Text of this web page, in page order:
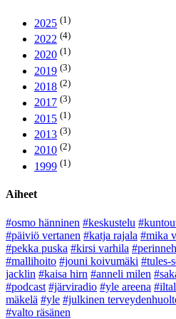
2025 (1)
2022 (4)
2020 (1)
2019 (3)
2018 (2)
2017 (3)
2015 (1)
2013 (3)
2010 (2)
1999 (1)
Aiheet
#osmo hänninen #keskustelu
#päiviö vertanen #katja rajala #mika
#pekka puska #kirsi varhila
#mallihoito #jouni koivumäki #tules-
jacklin #kaisa hirn #anneli milen
#podcast #järviradio #yle areena
mäkelä #yle #julkinen
#valto räsänen